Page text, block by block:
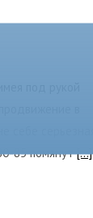
под рукой
в
серьезная
85 помянут[...]